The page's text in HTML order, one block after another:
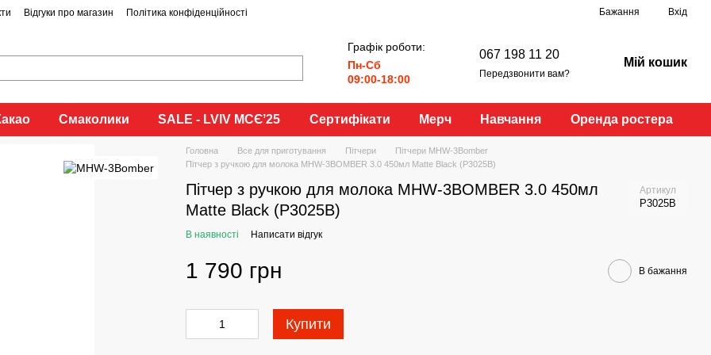
Відгуки про магазин Політика конфіденційності Бажання Вхід
Графік роботи:
Пн-Сб
09:00-18:00
067 198 11 20
Передзвонити вам?
Мій кошик
Смаколики SALE - LVIV MCЄʼ25 Сертифікати Мерч Навчання Оренда ростера
Головна Все для приготування Пітчери
Пітчери MHW-3Bomber
Пітчер з ручкою для молока MHW-3BOMBER 3.0 450мл Matte Black (P3025B)
Пітчер з ручкою для молока MHW-3BOMBER 3.0 450мл
Matte Black (P3025B)
Артикул
P3025B
В наявності Написати відгук
1 790 грн В бажання
Купити